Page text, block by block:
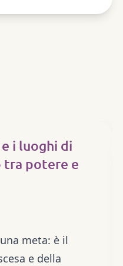
i luoghi di
tra potere e
meta: è il
e della